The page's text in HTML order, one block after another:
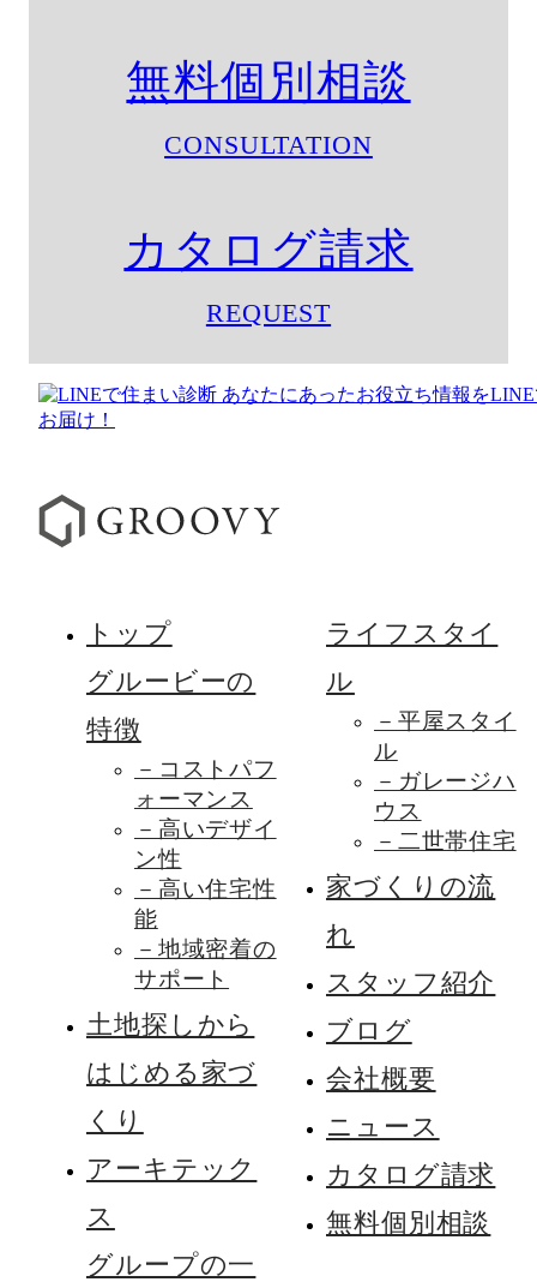
無料個別相談
CONSULTATION
カタログ請求
REQUEST
トップ
グルービーの
特徴
－コストパフ
ォーマンス
－高いデザイ
ン性
－高い住宅性
能
－地域密着の
サポート
土地探しから
はじめる家づ
くり
アーキテック
ス
グループの一
ライフスタイ
ル
－平屋スタイ
ル
－ガレージハ
ウス
－二世帯住宅
家づくりの流
れ
スタッフ紹介
ブログ
会社概要
ニュース
カタログ請求
無料個別相談